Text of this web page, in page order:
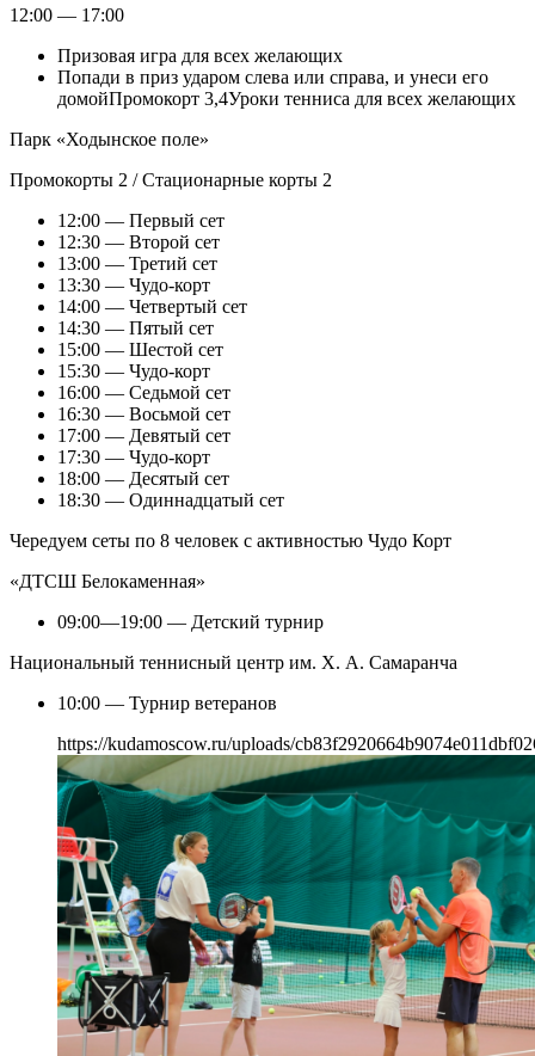
12:00 — 17:00
Призовая игра для всех желающих
Попади в приз ударом слева или справа, и унеси его
домойПромокорт 3,4Уроки тенниса для всех желающих
Парк «Ходынское поле»
Промокорты 2 / Стационарные корты 2
12:00 — Первый сет
12:30 — Второй сет
13:00 — Третий сет
13:30 — Чудо-корт
14:00 — Четвертый сет
14:30 — Пятый сет
15:00 — Шестой сет
15:30 — Чудо-корт
16:00 — Седьмой сет
16:30 — Восьмой сет
17:00 — Девятый сет
17:30 — Чудо-корт
18:00 — Десятый сет
18:30 — Одиннадцатый сет
Чередуем сеты по 8 человек с активностью Чудо Корт
«ДТСШ Белокаменная»
09:00—19:00 — Детский турнир
Национальный теннисный центр им. Х. А. Самаранча
10:00 — Турнир ветеранов
https://kudamoscow.ru/uploads/